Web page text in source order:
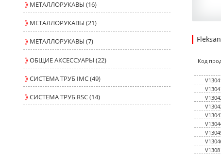
⟫ МЕТАЛЛОРУКАВЫ (16)
⟫ МЕТАЛЛОРУКАВЫ (21)
⟫ МЕТАЛЛОРУКАВЫ (7)
⟫ОБЩИЕ АКСЕССУАРЫ (22)
⟫СИСТЕМА ТРУБ IMC (49)
⟫СИСТЕМА ТРУБ RSC (14)
Код